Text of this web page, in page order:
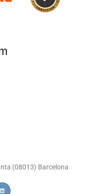
(08013) Barcelona